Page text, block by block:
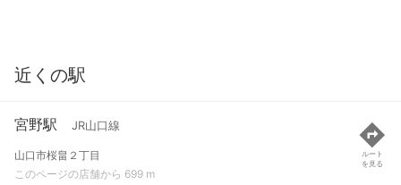
近くの駅
宮野駅 JR山口線
山口市桜畠２丁目
このページの店舗から 699 m
ルート
を見る